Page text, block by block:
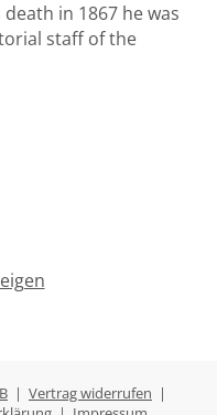
in 1867 he was
staff of the
| Vertrag widerrufen |